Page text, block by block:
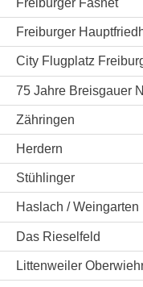
Freiburger Fasnet
Freiburger
City Flugplatz
75 Jahre Breisgauer
Zähringen
Herdern
Stühlinger
Haslach / Weingarten
Das Rieselfeld
Littenweiler